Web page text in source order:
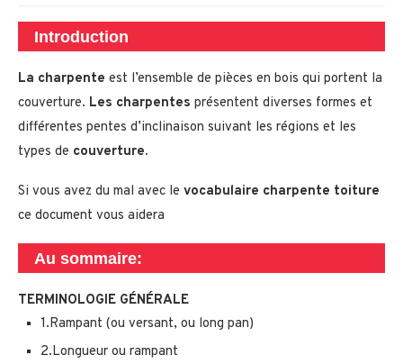
Introduction
La charpente est l’ensemble de pièces en bois qui portent la
couverture. Les charpentes présentent diverses formes et
différentes pentes d’inclinaison suivant les régions et les
types de couverture.
Si vous avez du mal avec le vocabulaire charpente toiture
ce document vous aidera
Au sommaire:
TERMINOLOGIE GÉNÉRALE
1.Rampant (ou versant, ou long pan)
2.Longueur ou rampant